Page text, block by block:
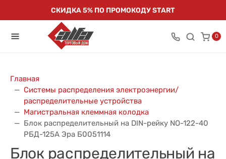
СКИДКА 5% ПО ПРОМОКОДУ START
0
Главная
Системы распределения электроэнергии/
распределительные устройства
Магистральная клеммная колодка
Блок распределительный на DIN-рейку NO-122-40
РБД-125А Эра Б0051114
Блок распределительный на